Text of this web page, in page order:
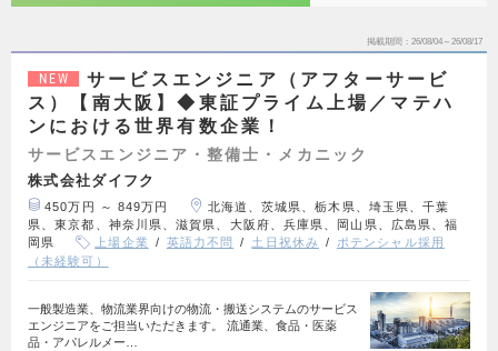
掲載期間 26/08/04～26/08/17
NEW
サービスエンジニア（アフターサービ
ス）【南大阪】◆東証プライム上場／マテハ
ンにおける世界有数企業！
サービスエンジニア・整備士・メカニック
株式会社ダイフク
450万円 ～ 849万円
北海道、茨城県、栃木県、埼玉県、千葉
県、東京都、神奈川県、滋賀県、大阪府、兵庫県、岡山県、広島県、福
岡県
上場企業 英語力不問 土日祝休み
ポテンシャル採用
（未経験可）
一般製造業、物流業界向けの物流・搬送システムのサービス
エンジニアをご担当いただきます。 流通業、食品・医薬
品・アパレルメー…